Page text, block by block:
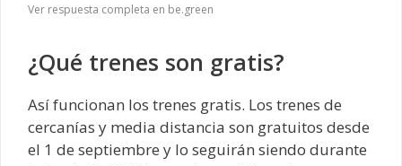
Ver respuesta completa en be.green
¿Qué trenes son gratis?
Así funcionan los trenes gratis. Los trenes de
cercanías y media distancia son gratuitos desde
el 1 de septiembre y lo seguirán siendo durante